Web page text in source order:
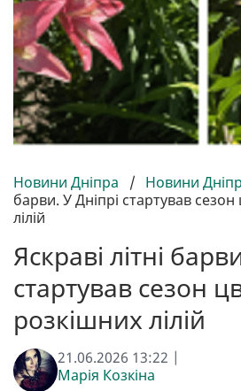
Новини Дніпра / Новини
барви. У Дніпрі стартував сезон
лілій
Яскраві літні
стартував сезон
розкішних лілій
21.06.2026 13:22 |
Марія Козкіна